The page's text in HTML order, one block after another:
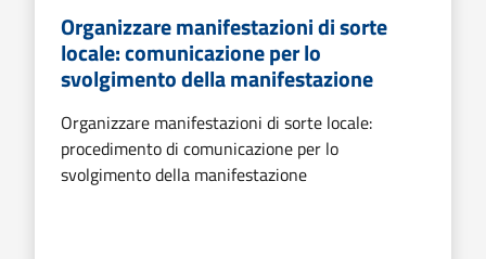
Organizzare manifestazioni di sorte
locale: comunicazione per lo
svolgimento della manifestazione
Organizzare manifestazioni di sorte locale:
procedimento di comunicazione per lo
svolgimento della manifestazione